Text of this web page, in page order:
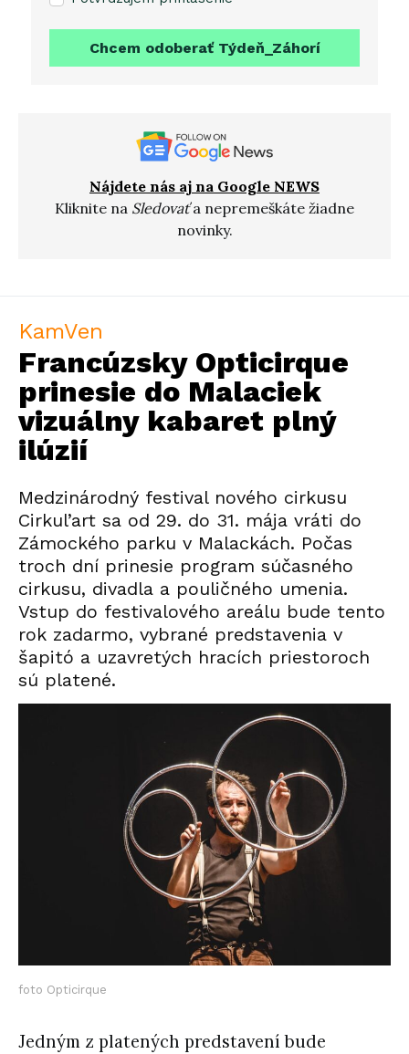
Chcem odoberať Týdeň_Záhorí
Nájdete nás aj na Google NEWS
Kliknite na Sledovaťa nepremeškáte žiadne
novinky.
KamVen
Francúzsky Opticirque
prinesie do Malaciek
vizuálny kabaret plný
ilúzií
Medzinárodný festival nového cirkusu
Cirkul’art sa od 29. do 31. mája vráti do
Zámockého parku v Malackách. Počas
troch dní prinesie program súčasného
cirkusu, divadla a pouličného umenia.
Vstup do festivalového areálu bude tento
rok zadarmo, vybrané predstavenia v
šapitó a uzavretých hracích priestoroch
sú platené.
foto Opticirque
Jedným z platených predstavení bude